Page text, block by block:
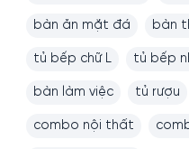
bàn ăn mặt đá bàn
tủ bếp chữ L tủ bếp
bàn làm việc tủ rượu
combo nội thất